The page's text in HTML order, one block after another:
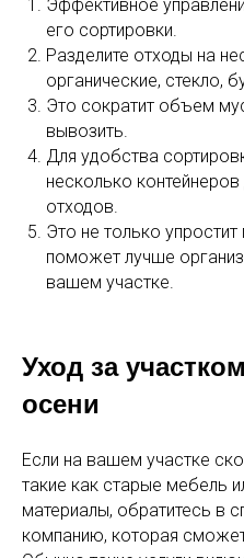
Эффективное
его сортировки.
Разделите отходы на
органические, стекло,
Это сократит объем
вывозить.
Для удобства
несколько
отходов.
Это не только упростит
поможет лучше
вашем участке.
Уход за
осени
Если на вашем участке
такие как старые мебель
материалы, обратитесь в
компанию, которая